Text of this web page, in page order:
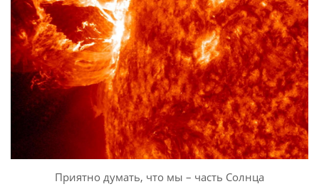
Приятно думать, что мы – часть Солнца